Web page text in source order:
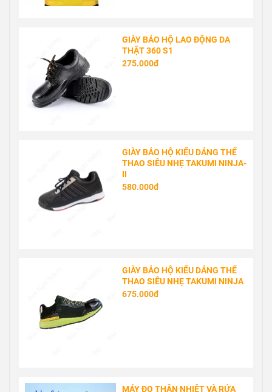
GIÀY BẢO HỘ LAO ĐỘNG DA
THẬT 360 S1
275.000đ
GIÀY BẢO HỘ KIỂU DÁNG THỂ
THAO SIÊU NHẸ TAKUMI NINJA-
II
580.000đ
GIÀY BẢO HỘ KIỂU DÁNG THỂ
THAO SIÊU NHẸ TAKUMI NINJA
675.000đ
MÁY ĐO THÂN NHIỆT VÀ RỬA